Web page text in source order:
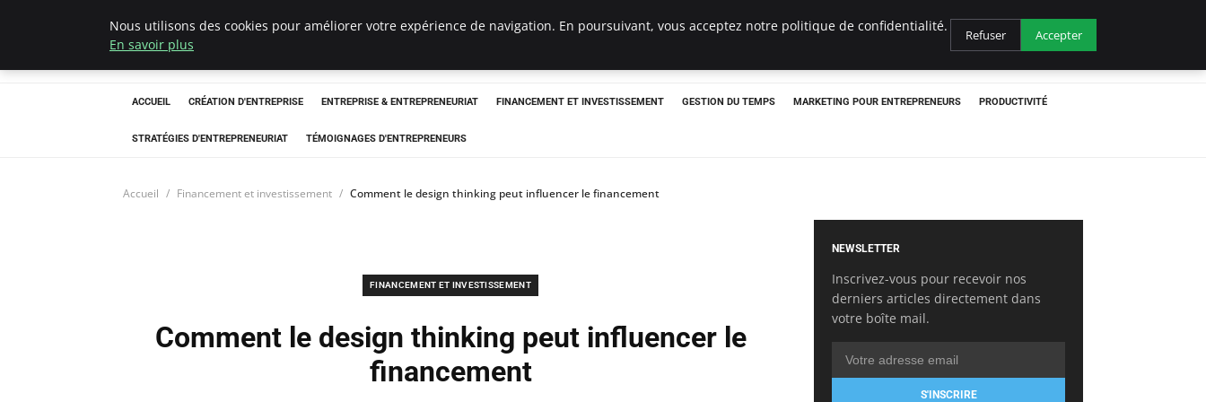
LECFCM
ACCUEIL CRÉATION D'ENTREPRISE ENTREPRISE & ENTREPRENEURIAT FINANCEMENT ET INVESTISSEMENT GESTION DU TEMPS MARKETING POUR ENTREPRENEURS PRODUCTIVITÉ
STRATÉGIES D'ENTREPRENEURIAT TÉMOIGNAGES D'ENTREPRENEURS
Accueil Financement et investissement Comment le design thinking peut influencer le financement
FINANCEMENT ET INVESTISSEMENT
Comment le design thinking peut influencer le
financement
NEWSLETTER
Inscrivez-vous pour recevoir nos
derniers articles directement dans
votre boîte mail.
S'INSCRIRE
Nous utilisons des cookies pour améliorer votre expérience de navigation. En poursuivant, vous acceptez notre politique de confidentialité.
En savoir plus
Refuser Accepter